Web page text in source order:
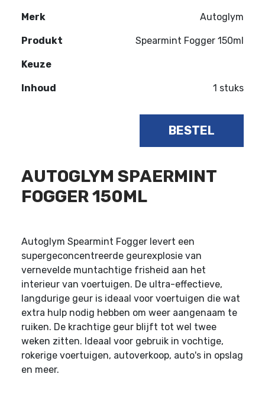
Merk Autoglym
Produkt Spearmint Fogger 150ml
Keuze
Inhoud 1 stuks
BESTEL
AUTOGLYM SPAERMINT
FOGGER 150ML
Autoglym Spearmint Fogger levert een
supergeconcentreerde geurexplosie van
vernevelde muntachtige frisheid aan het
interieur van voertuigen. De ultra-effectieve,
langdurige geur is ideaal voor voertuigen die wat
extra hulp nodig hebben om weer aangenaam te
ruiken. De krachtige geur blijft tot wel twee
weken zitten. Ideaal voor gebruik in vochtige,
rokerige voertuigen, autoverkoop, auto's in opslag
en meer.